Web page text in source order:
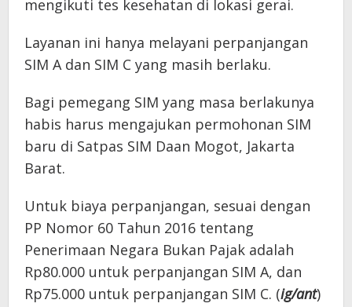
mengikuti tes kesehatan di lokasi gerai.
Layanan ini hanya melayani perpanjangan
SIM A dan SIM C yang masih berlaku.
Bagi pemegang SIM yang masa berlakunya
habis harus mengajukan permohonan SIM
baru di Satpas SIM Daan Mogot, Jakarta
Barat.
Untuk biaya perpanjangan, sesuai dengan
PP Nomor 60 Tahun 2016 tentang
Penerimaan Negara Bukan Pajak adalah
Rp80.000 untuk perpanjangan SIM A, dan
Rp75.000 untuk perpanjangan SIM C. (ig/ant)